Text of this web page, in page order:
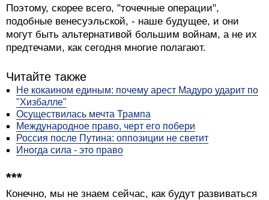
Поэтому, скорее всего, "точечные операции",
подобные венесуэльской, - наше будущее, и они
могут быть альтернативой большим войнам, а не их
предтечами, как сегодня многие полагают.
Читайте также
Не кокаином единым: почему арест Мадуро ударит по
"Хизбалле"
Осуществилась мечта Трампа
Международное право, черт его побери
Россия после Путина: оппозиции не светит
Иногда сила - это право
***
Конечно, мы не знаем сейчас, как будут развиваться